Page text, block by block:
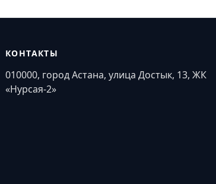
КОНТАКТЫ
010000, город Астана, улица Достык, 13, ЖК
«Нурсая-2»